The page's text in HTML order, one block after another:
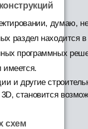
думаю,
раздел
программных
имеется.
и другие
становится
схем